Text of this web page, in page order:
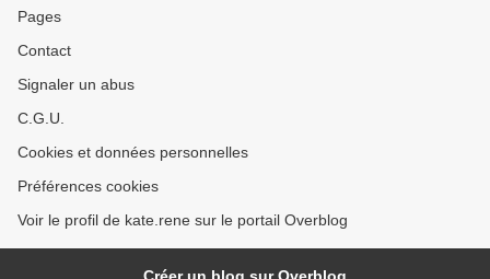
Pages
Contact
Signaler un abus
C.G.U.
Cookies et données personnelles
Préférences cookies
Voir le profil de kate.rene sur le portail Overblog